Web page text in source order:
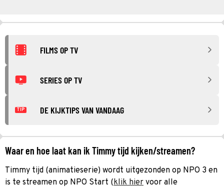
FILMS OP TV
SERIES OP TV
TIP DE KIJKTIPS VAN VANDAAG
Waar en hoe laat kan ik Timmy tijd kijken/streamen?
Timmy tijd (animatieserie) wordt uitgezonden op NPO 3 en
is te streamen op NPO Start (klik hier voor alle